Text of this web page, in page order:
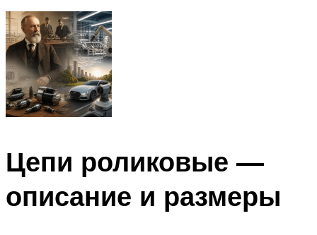
Цепи роликовые —
описание и размеры